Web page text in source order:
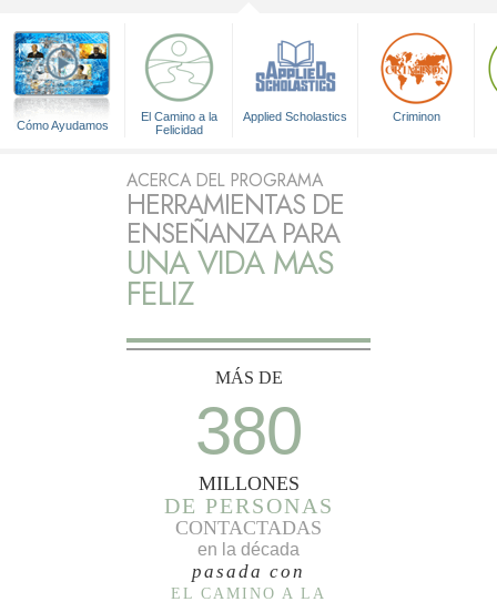
Cómo Ayudamos
El Camino a la
Felicidad
Applied Scholastics Criminon
ACERCA DEL PROGRAMA
HERRAMIENTAS DE
ENSEÑANZA PARA
UNA VIDA MAS
FELIZ
MÁS DE
380
MILLONES
DE PERSONAS
CONTACTADAS
en la década
pasada con
EL CAMINO A LA